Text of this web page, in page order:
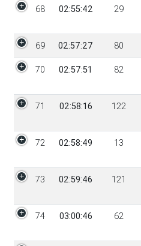
68 02:55:42 29
69 02:57:27 80
70 02:57:51 82
71 02:58:16 122
72 02:58:49 13
73 02:59:46 121
74 03:00:46 62